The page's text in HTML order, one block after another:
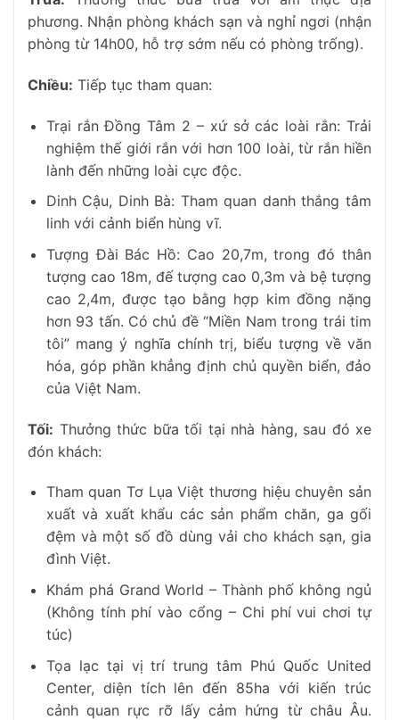
phương. Nhận phòng khách sạn và nghỉ ngơi (nhận
phòng từ 14h00, hỗ trợ sớm nếu có phòng trống).
Chiều: Tiếp tục tham quan:
Trại rắn Đồng Tâm 2 – xứ sở các loài rắn: Trải
nghiệm thế giới rắn với hơn 100 loài, từ rắn hiền
lành đến những loài cực độc.
Dinh Cậu, Dinh Bà: Tham quan danh thắng tâm
linh với cảnh biển hùng vĩ.
Tượng Đài Bác Hồ: Cao 20,7m, trong đó thân
tượng cao 18m, đế tượng cao 0,3m và bệ tượng
cao 2,4m, được tạo bằng hợp kim đồng nặng
hơn 93 tấn. Có chủ đề “Miền Nam trong trái tim
tôi” mang ý nghĩa chính trị, biểu tượng về văn
hóa, góp phần khẳng định chủ quyền biển, đảo
của Việt Nam.
Tối: Thưởng thức bữa tối tại nhà hàng, sau đó xe
đón khách:
Tham quan Tơ Lụa Việt thương hiệu chuyên sản
xuất và xuất khẩu các sản phẩm chăn, ga gối
đệm và một số đồ dùng vải cho khách sạn, gia
đình Việt.
Khám phá Grand World – Thành phố không ngủ
(Không tính phí vào cổng – Chi phí vui chơi tự
túc)
Tọa lạc tại vị trí trung tâm Phú Quốc United
Center, diện tích lên đến 85ha với kiến trúc
cảnh quan rực rỡ lấy cảm hứng từ châu Âu.